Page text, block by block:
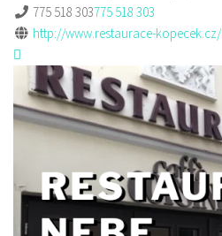
775 518 303775 518 303
http://www.restaurace-kopecek.cz/